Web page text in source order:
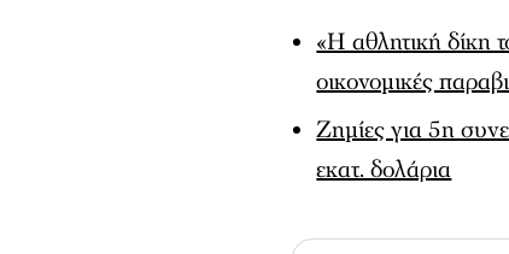
«Η αθλητική δίκη
οικονομικές
Ζημίες για 5η
εκατ. δολάρια